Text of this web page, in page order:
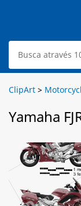
ClipArt >
Yamaha